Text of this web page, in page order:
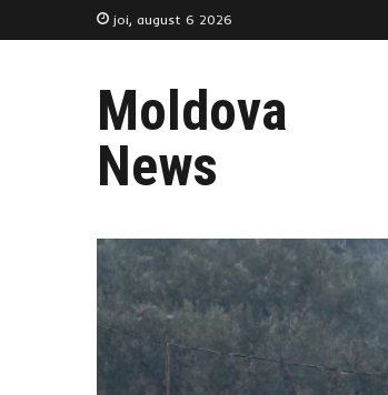
joi, august 6 2026
Moldova
News